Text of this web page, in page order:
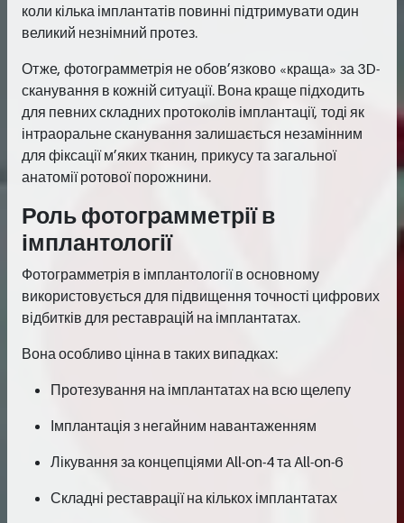
коли кілька імплантатів повинні підтримувати один
великий незнімний протез.
Отже, фотограмметрія не обов’язково «краща» за 3D-
сканування в кожній ситуації. Вона краще підходить
для певних складних протоколів імплантації, тоді як
інтраоральне сканування залишається незамінним
для фіксації м’яких тканин, прикусу та загальної
анатомії ротової порожнини.
Роль фотограмметрії в
імплантології
Фотограмметрія в імплантології в основному
використовується для підвищення точності цифрових
відбитків для реставрацій на імплантатах.
Вона особливо цінна в таких випадках:
Протезування на імплантатах на всю щелепу
Імплантація з негайним навантаженням
Лікування за концепціями All-on-4 та All-on-6
Складні реставрації на кількох імплантатах